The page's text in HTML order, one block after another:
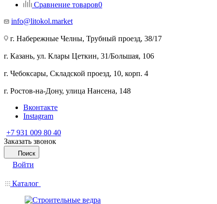
Сравнение товаров0
info@litokol.market
г. Набережные Челны, Трубный проезд, 38/17
г. Казань, ул. Клары Цеткин, 31/Большая, 106
г. Чебоксары, Складской проезд, 10, корп. 4
г. Ростов-на-Дону, улица Нансена, 148
Вконтакте
Instagram
+7 931 009 80 40
Заказать звонок
Поиск
Войти
Каталог